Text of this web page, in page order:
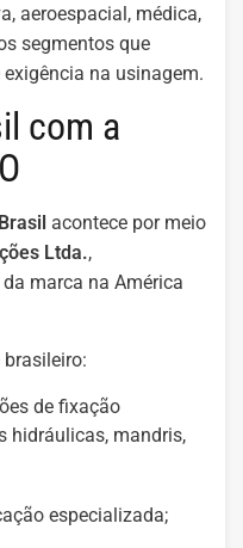
aeroespacial, médica,
segmentos que
na usinagem.
com a
acontece por meio
Ltda.,
marca na América
de fixação
hidráulicas, mandris,
especializada;